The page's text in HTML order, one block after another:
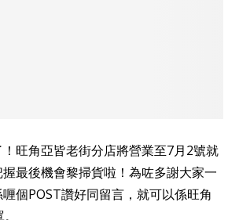
旺角亞皆老街分店將營業至7月2號就
最後機會黎掃貨啦！為咗多謝大家一
個POST讚好同留言，就可以係旺角